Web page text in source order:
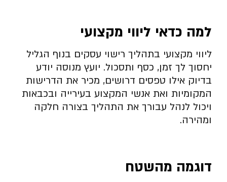
למה כדאי ליווי מקצועי
ליווי מקצועי בתהליך רישוי עסקים בנוף הגליל
יחסוך לך זמן, כסף ותסכול. יועץ מנוסה יודע
בדיוק אילו טפסים דרושים, מכיר את הדרישות
המקומיות ואת אנשי המקצוע בעירייה ובכבאות
ויכול לנהל עבורך את התהליך בצורה חלקה
ומהירה.
דוגמה מהשטח